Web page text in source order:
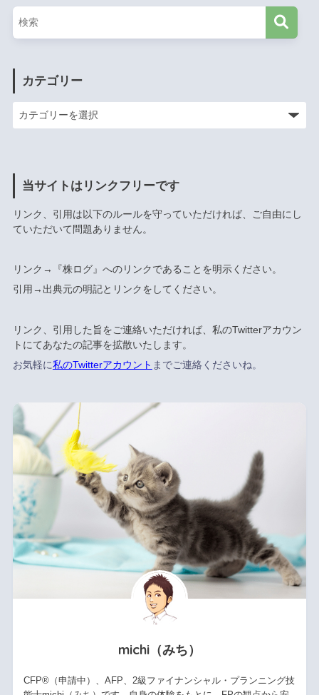
カテゴリー
当サイトはリンクフリーです
リンク、引用は以下のルールを守っていただければ、ご自由にし
ていただいて問題ありません。
リンク→『株ログ』へのリンクであることを明示ください。
引用→出典元の明記とリンクをしてください。
リンク、引用した旨をご連絡いただければ、私のTwitterアカウン
トにてあなたの記事を拡散いたします。
お気軽に私のTwitterアカウント までご連絡くださいね。
michi（みち）
CFP®（申請中）、AFP、2級ファイナンシャル・プランニング技